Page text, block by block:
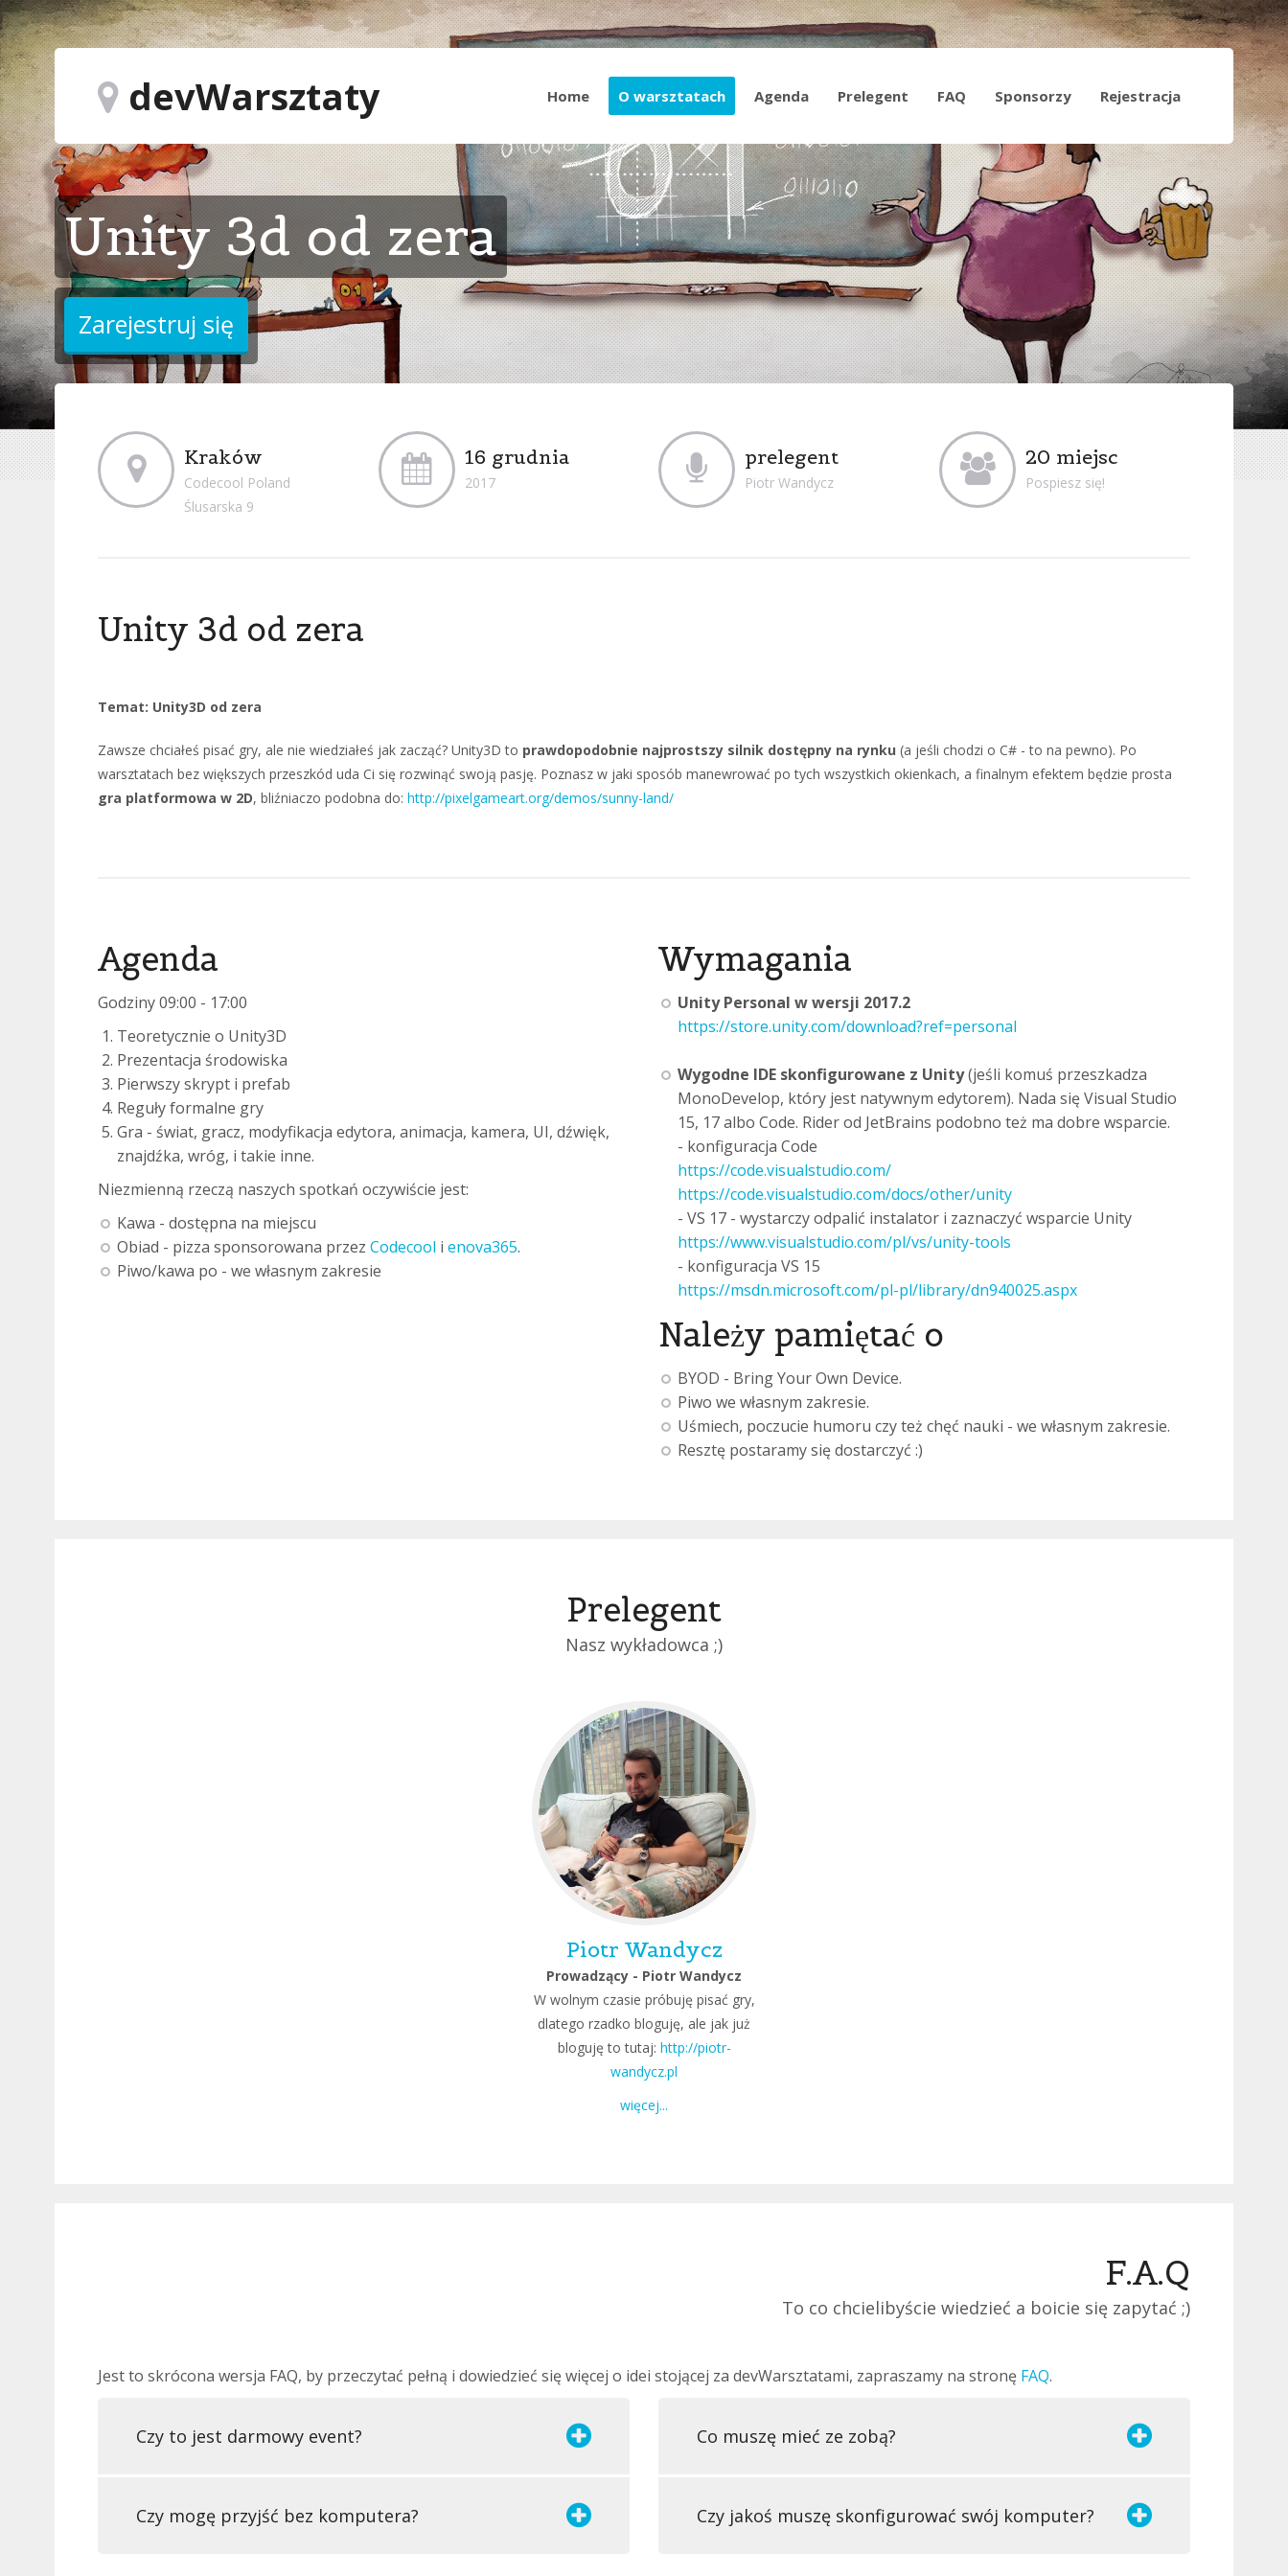
devWarsztaty Home O warsztatach Agenda Prelegent FAQ Sponsorzy Rejestracja
Unity 3d od zera
Kraków
Codecool Poland
Ślusarska 9
16 grudnia
2017
prelegent
Piotr Wandycz
20 miejsc
Pospiesz się!
Unity 3d od zera
Temat: Unity3D od zera
Zawsze chciałeś pisać gry, ale nie wiedziałeś jak zacząć? Unity3D to prawdopodobnie najprostszy silnik dostępny na rynku (a jeśli chodzi o C# - to na pewno). Po
warsztatach bez większych przeszkód uda Ci się rozwinąć swoją pasję. Poznasz w jaki sposób manewrować po tych wszystkich okienkach, a finalnym efektem będzie prosta
gra platformowa w 2D, bliźniaczo podobna do: http://pixelgameart.org/demos/sunny-land/
Agenda
Godziny 09:00 - 17:00
Teoretycznie o Unity3D
Prezentacja środowiska
Pierwszy skrypt i prefab
Reguły formalne gry
Gra - świat, gracz, modyfikacja edytora, animacja, kamera, UI, dźwięk,
znajdźka, wróg, i takie inne.
Niezmienną rzeczą naszych spotkań oczywiście jest:
Kawa - dostępna na miejscu
Obiad - pizza sponsorowana przez Codecool i enova365.
Piwo/kawa po - we własnym zakresie
Wymagania
Unity Personal w wersji 2017.2
https://store.unity.com/download?ref=personal
Wygodne IDE skonfigurowane z Unity(jeśli komuś przeszkadza
MonoDevelop, który jest natywnym edytorem). Nada się Visual Studio
15, 17 albo Code. Rider od JetBrains podobno też ma dobre wsparcie.
- konfiguracja Code
https://code.visualstudio.com/
https://code.visualstudio.com/docs/other/unity
- VS 17 - wystarczy odpalić instalator i zaznaczyć wsparcie Unity
https://www.visualstudio.com/pl/vs/unity-tools
- konfiguracja VS 15
https://msdn.microsoft.com/pl-pl/library/dn940025.aspx
Należy pamiętać o
BYOD - Bring Your Own Device.
Piwo we własnym zakresie.
Uśmiech, poczucie humoru czy też chęć nauki - we własnym zakresie.
Resztę postaramy się dostarczyć :)
Prelegent
Nasz wykładowca ;)
Piotr Wandycz
Prowadzący - Piotr Wandycz
W wolnym czasie próbuję pisać gry,
dlatego rzadko bloguję, ale jak już
bloguję to tutaj: http://piotr-
wandycz.pl
więcej...
F.A.Q
To co chcielibyście wiedzieć a boicie się zapytać ;)
Jest to skrócona wersja FAQ, by przeczytać pełną i dowiedzieć się więcej o idei stojącej za devWarsztatami, zapraszamy na stronę FAQ.
Czy to jest darmowy event?
Czy mogę przyjść bez komputera?
Co muszę mieć ze zobą?
Czy jakoś muszę skonfigurować swój komputer?